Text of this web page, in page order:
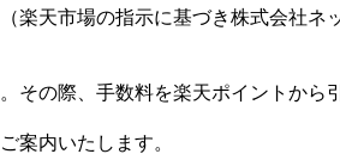
楽天市場の指示に基づき株式会社ネ
その際、手数料を楽天ポイントから
案内いたします。